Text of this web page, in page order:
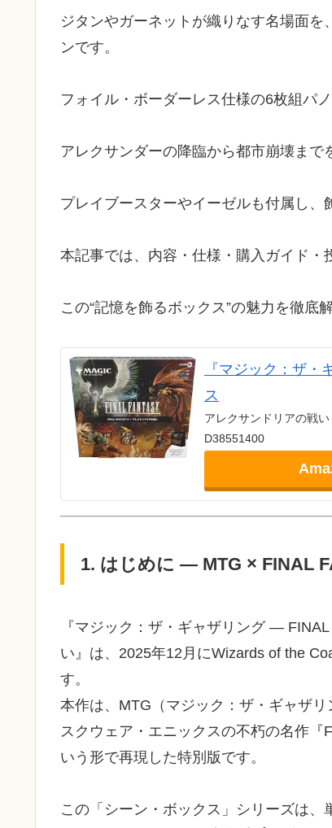
ジタンやガーネットが織りなす名場面
ンです。
フォイル・ボーダーレス仕様の6枚組パノ
アレクサンダーの降臨から都市崩壊まで
プレイブースターやイーゼルも付属し、
本記事では、内容・仕様・購入ガイド・
この“記憶を飾るボックス”の魅力を徹底
『マジック：ザ
ス
アレクサンドリアの戦
D38551400
1. はじめに — MTG × FINAL
『マジック：ザ・ギャザリング —
い』は、2025年12月にWizards of the
す。
本作は、MTG（マジック：ザ・ギャザ
スクウェア・エニックスの不朽の名作『
いう形で再現した特別版です。
この「シーン・ボックス」シリーズは、